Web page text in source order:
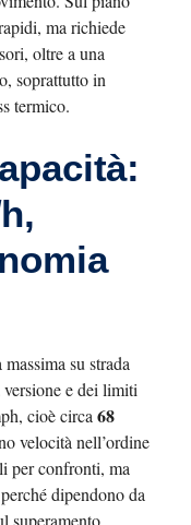
ma richiede
oltre a una
soprattutto in
termico.
su strada
versione e dei limiti
cioè circa 68
velocità nell’ordine
per confronti, ma
dipendono da
superamento